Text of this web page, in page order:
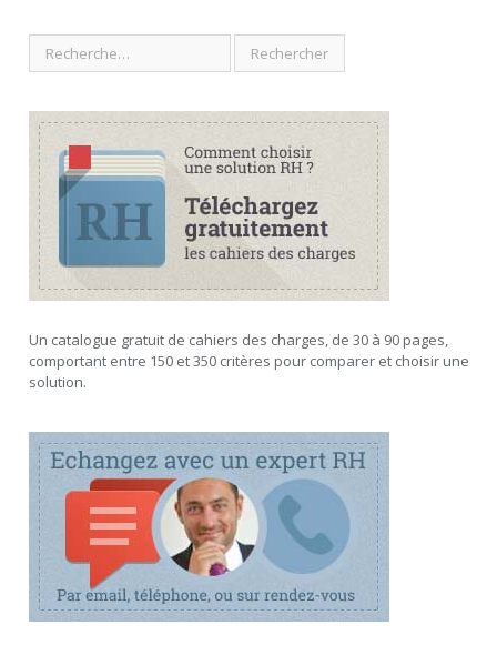
Un catalogue gratuit de cahiers des charges, de 30 à 90 pages,
comportant entre 150 et 350 critères pour comparer et choisir une
solution.